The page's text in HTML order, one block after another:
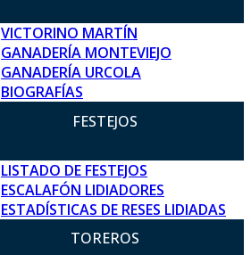
VICTORINO MARTÍN
GANADERÍA MONTEVIEJO
GANADERÍA URCOLA
BIOGRAFÍAS
FESTEJOS
LISTADO DE FESTEJOS
ESCALAFÓN LIDIADORES
ESTADÍSTICAS DE RESES LIDIADAS
TOREROS